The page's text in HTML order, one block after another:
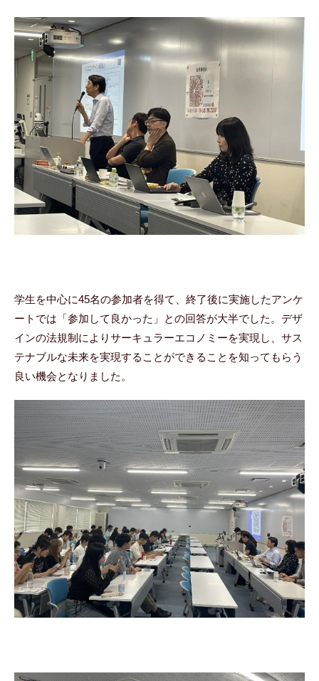
学生を中心に45名の参加者を得て、終了後に実施したアンケ
ートでは「参加して良かった」との回答が大半でした。デザ
インの法規制によりサーキュラーエコノミーを実現し、サス
テナブルな未来を実現することができることを知ってもらう
良い機会となりました。